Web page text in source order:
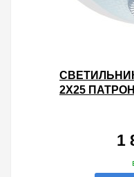
2Х25
1